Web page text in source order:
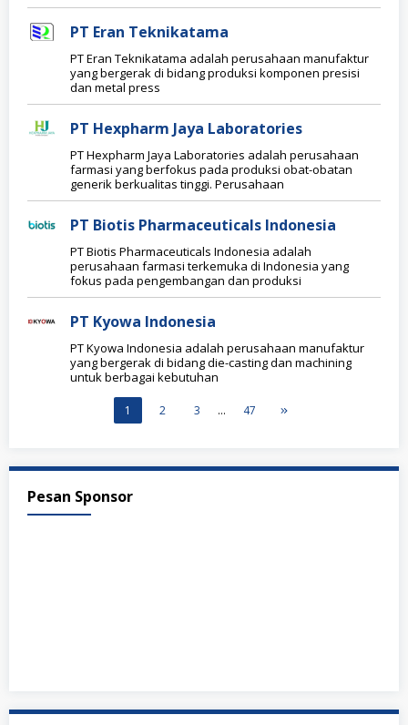
PT Eran Teknikatama
PT Eran Teknikatama adalah perusahaan manufaktur
yang bergerak di bidang produksi komponen presisi
dan metal press
PT Hexpharm Jaya Laboratories
PT Hexpharm Jaya Laboratories adalah perusahaan
farmasi yang berfokus pada produksi obat-obatan
generik berkualitas tinggi. Perusahaan
PT Biotis Pharmaceuticals Indonesia
PT Biotis Pharmaceuticals Indonesia adalah
perusahaan farmasi terkemuka di Indonesia yang
fokus pada pengembangan dan produksi
PT Kyowa Indonesia
PT Kyowa Indonesia adalah perusahaan manufaktur
yang bergerak di bidang die-casting dan machining
untuk berbagai kebutuhan
1 2 3 … 47
Pesan Sponsor